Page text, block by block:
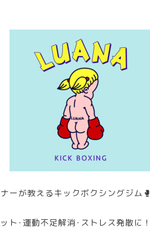
ーが教えるキックボクシングジム🥊
ト･運動不足解消･ストレス発散に！